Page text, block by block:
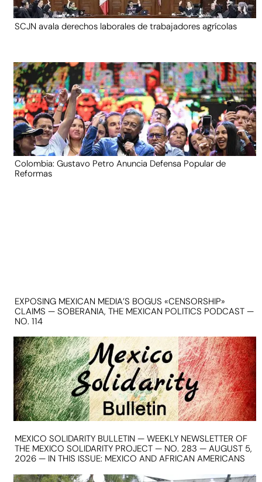
SCJN avala derechos laborales de trabajadores agrícolas
Colombia: Gustavo Petro Anuncia Defensa Popular de
Reformas
EXPOSING MEXICAN MEDIA’S BOGUS «CENSORSHIP»
CLAIMS — SOBERANIA, THE MEXICAN POLITICS PODCAST —
NO. 114
MEXICO SOLIDARITY BULLETIN — WEEKLY NEWSLETTER OF
THE MEXICO SOLIDARITY PROJECT — NO. 283 — AUGUST 5,
2026 — IN THIS ISSUE: MEXICO AND AFRICAN AMERICANS